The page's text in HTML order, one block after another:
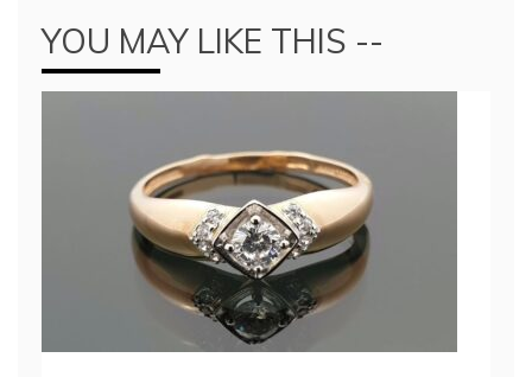
YOU MAY LIKE THIS --